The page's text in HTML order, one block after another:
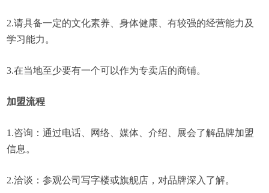
2.请具备一定的文化素养、身体健康、有较强的经营能力及
学习能力。
3.在当地至少要有一个可以作为专卖店的商铺。
加盟流程
1.咨询：通过电话、网络、媒体、介绍、展会了解品牌加盟
信息。
2.洽谈：参观公司写字楼或旗舰店，对品牌深入了解。